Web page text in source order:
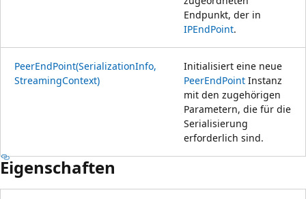
Endpunkt, der in
IPEndPoint.
PeerEndPoint(SerializationInfo,
StreamingContext)
Initialisiert eine neue
PeerEndPoint Instanz
mit den zugehörigen
Parametern, die für die
Serialisierung
erforderlich sind.
Eigenschaften